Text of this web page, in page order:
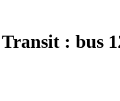
: bus